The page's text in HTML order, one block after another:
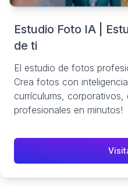
Estudio Foto IA |
de ti
El estudio de fotos
Crea fotos con
currículums, corporativos,
profesionales en minutos!